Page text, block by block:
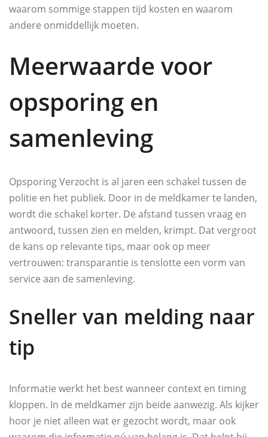
waarom sommige stappen tijd kosten en waarom
andere onmiddellijk moeten.
Meerwaarde voor
opsporing en
samenleving
Opsporing Verzocht is al jaren een schakel tussen de
politie en het publiek. Door in de meldkamer te landen,
wordt die schakel korter. De afstand tussen vraag en
antwoord, tussen zien en melden, krimpt. Dat vergroot
de kans op relevante tips, maar ook op meer
vertrouwen: transparantie is tenslotte een vorm van
service aan de samenleving.
Sneller van melding naar
tip
Informatie werkt het best wanneer context en timing
kloppen. In de meldkamer zijn beide aanwezig. Als kijker
hoor je niet alleen wat er gezocht wordt, maar ook